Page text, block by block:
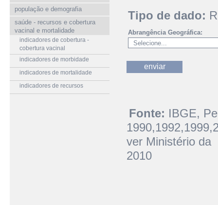
população e demografia
saúde - recursos e cobertura
vacinal e mortalidade
indicadores de cobertura -
cobertura vacinal
indicadores de morbidade
indicadores de mortalidade
indicadores de recursos
Tipo de dado:
Abrangência Geográfica:
Fonte: IBGE,
ver Ministério da
2010